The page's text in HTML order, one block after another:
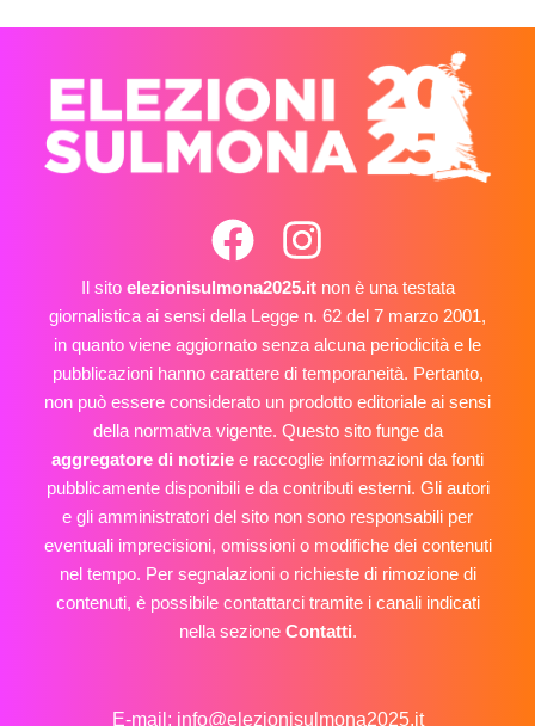
Il sito elezionisulmona2025.itnon è una testata
giornalistica ai sensi della Legge n. 62 del 7 marzo 2001,
in quanto viene aggiornato senza alcuna periodicità e le
pubblicazioni hanno carattere di temporaneità. Pertanto,
non può essere considerato un prodotto editoriale ai sensi
della normativa vigente. Questo sito funge da
aggregatore di notizie e raccoglie informazioni da fonti
pubblicamente disponibili e da contributi esterni. Gli autori
e gli amministratori del sito non sono responsabili per
eventuali imprecisioni, omissioni o modifiche dei contenuti
nel tempo. Per segnalazioni o richieste di rimozione di
contenuti, è possibile contattarci tramite i canali indicati
nella sezione Contatti.
E-mail: info@elezionisulmona2025.it